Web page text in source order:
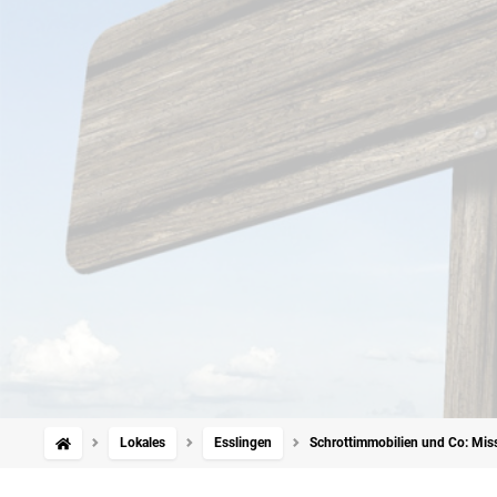
Lokales Esslingen Schrottimmobilien und Co: